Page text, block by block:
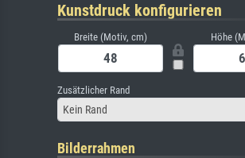
Kunstdruck konfigurieren
Breite (Motiv, cm) Höhe
Zusätzlicher Rand
Kein Rand
Bilderrahmen